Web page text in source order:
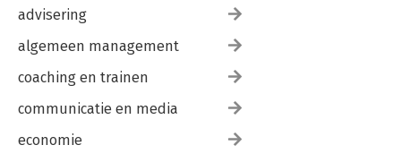
advisering
algemeen management
coaching en trainen
communicatie en media
economie